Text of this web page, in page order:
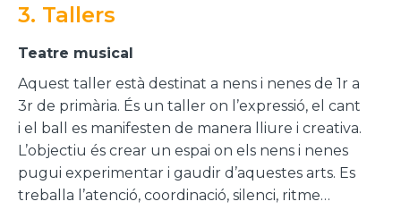
3. Tallers
Teatre musical
Aquest taller està destinat a nens i nenes de 1r a
3r de primària. És un taller on l’expressió, el cant
i el ball es manifesten de manera lliure i creativa.
L’objectiu és crear un espai on els nens i nenes
pugui experimentar i gaudir d’aquestes arts. Es
treballa l’atenció, coordinació, silenci, ritme…